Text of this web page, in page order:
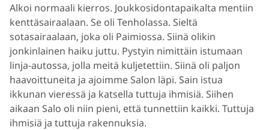
Alkoi normaali kierros. Joukkosidontapaikalta mentiin
kenttäsairaalaan. Se oli Tenholassa. Sieltä
sotasairaalaan, joka oli Paimiossa. Siinä olikin
jonkinlainen haiku juttu. Pystyin nimittäin istumaan
linja-autossa, jolla meitä kuljetettiin. Siinä oli paljon
haavoittuneita ja ajoimme Salon läpi. Sain istua
ikkunan vieressä ja katsella tuttuja ihmisiä. Siihen
aikaan Salo oli niin pieni, että tunnettiin kaikki. Tuttuja
ihmisiä ja tuttuja rakennuksia.